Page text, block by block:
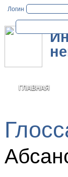
Логин
ГЛАВНАЯ